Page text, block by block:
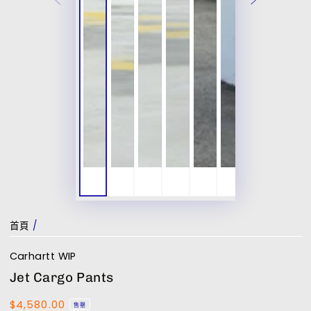
首頁 /
Carhartt WIP
Jet Cargo Pants
正
$4,580.00 售罄